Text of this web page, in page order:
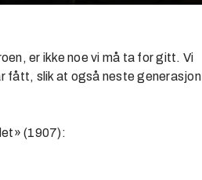
er ikke noe vi må ta for gitt. Vi
fått, slik at også neste generasjon
(1907):